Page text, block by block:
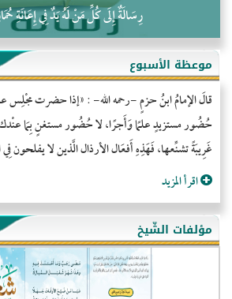
رِسَالَةٌ إِلَى كُلِّ مَنْ لَهُ يَدٌ فِي إِعَانَةِ
موعظة الأسبوع
قالَ الإمامُ ابنُ حزمٍ -رحمه الله- : «إذا حضرت
حُضُور مستزيدٍ علمًا وَأَجرًا، لا حُضُور مستغنٍ بِمَا عنْدك
غَرِيبَةً تشنِّعها، فَهَذِهِ أَفعَال الأرذال الَّذين لا يفلحون
اقرأ المزيد
مؤلفات الشّيخ